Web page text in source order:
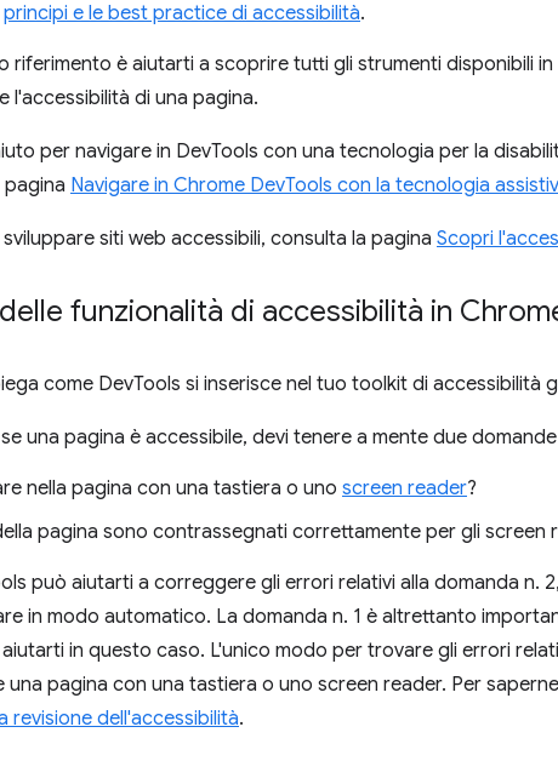
principi e le best practice di accessibilità.
riferimento è aiutarti a scoprire tutti gli strumenti disponibili
l'accessibilità di una pagina.
per navigare in DevTools con una tecnologia per la
Navigare in Chrome DevTools con la tecnologia
siti web accessibili, consulta la pagina Scopri
funzionalità di accessibilità in
come DevTools si inserisce nel tuo toolkit di accessibilità
una pagina è accessibile, devi tenere a mente due
nella pagina con una tastiera o uno screen reader?
pagina sono contrassegnati correttamente per gli screen
può aiutarti a correggere gli errori relativi alla domanda n.
in modo automatico. La domanda n. 1 è altrettanto
in questo caso. L'unico modo per trovare gli errori
una pagina con una tastiera o uno screen reader. Per
revisione dell'accessibilità.